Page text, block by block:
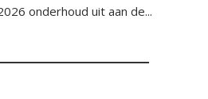
onderhoud uit aan de...